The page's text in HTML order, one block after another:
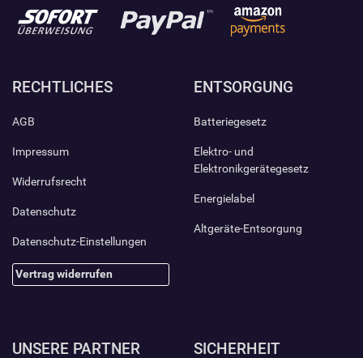
RECHTLICHES
AGB
Impressum
Widerrufsrecht
Datenschutz
Datenschutz-Einstellungen
Vertrag widerrufen
ENTSORGUNG
Batteriegesetz
Elektro- und
Elektronikgerätegesetz
Energielabel
Altgeräte-Entsorgung
UNSERE PARTNER SICHERHEIT